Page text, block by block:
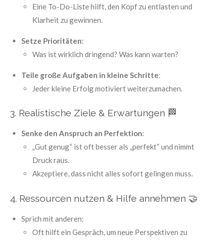
Eine To-Do-Liste hilft, den Kopf zu entlasten und
Klarheit zu gewinnen.
Setze Prioritäten:
Was ist wirklich dringend? Was kann warten?
Teile große Aufgaben in kleine Schritte:
Jeder kleine Erfolg motiviert weiterzumachen.
3. Realistische Ziele & Erwartungen 🏁
Senke den Anspruch an Perfektion:
„Gut genug“ ist oft besser als „perfekt“ und nimmt
Druck raus.
Akzeptiere, dass nicht alles sofort gelingen muss.
4. Ressourcen nutzen & Hilfe annehmen 🤝
Sprich mit anderen:
Oft hilft ein Gespräch, um neue Perspektiven zu